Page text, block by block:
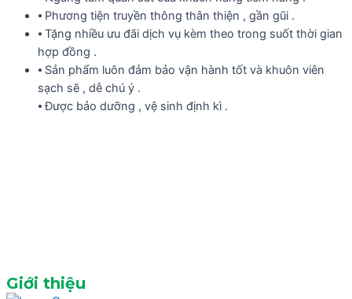
⦁ Phương tiện truyền thông thân thiện , gần gũi .
⦁ Tặng nhiều ưu đãi dịch vụ kèm theo trong suốt thời gian
hợp đồng .
⦁ Sản phẩm luôn đảm bảo vận hành tốt và khuôn viên
sạch sẽ , dễ chú ý .
⦁ Được bảo dưỡng , vệ sinh định kì .
Giới thiệu